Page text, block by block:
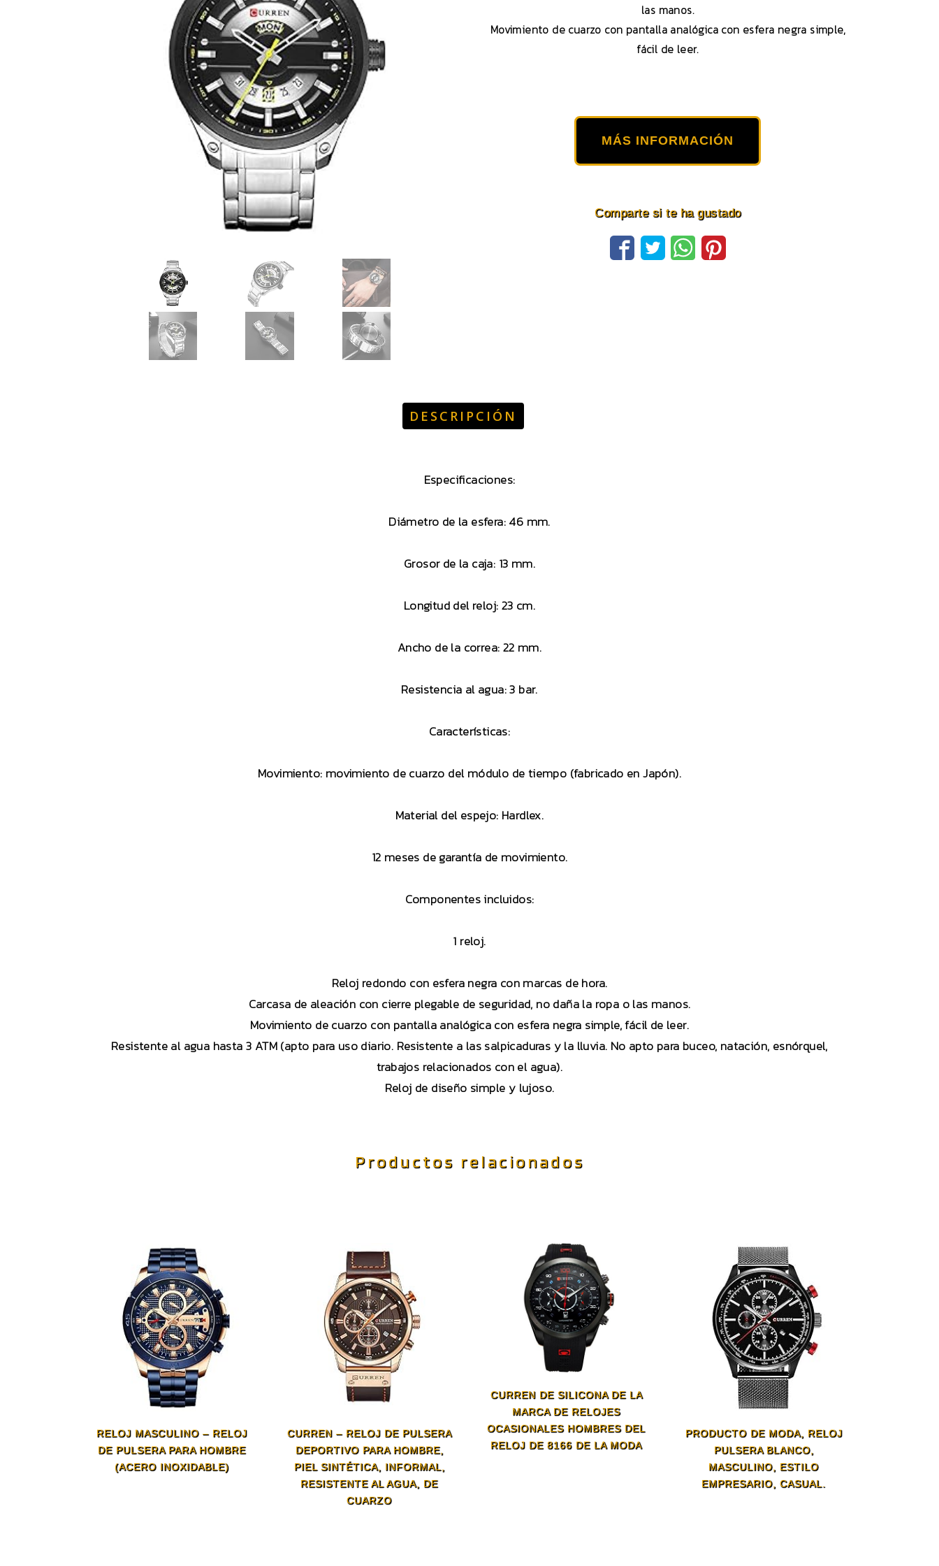
las manos.
Movimiento de cuarzo con pantalla analógica con esfera negra simple,
fácil de leer.
MÁS INFORMACIÓN
Comparte si te ha gustado
DESCRIPCIÓN
Especificaciones:
Diámetro de la esfera: 46 mm.
Grosor de la caja: 13 mm.
Longitud del reloj: 23 cm.
Ancho de la correa: 22 mm.
Resistencia al agua: 3 bar.
Características:
Movimiento: movimiento de cuarzo del módulo de tiempo (fabricado en Japón).
Material del espejo: Hardlex.
12 meses de garantía de movimiento.
Componentes incluidos:
1 reloj.
Reloj redondo con esfera negra con marcas de hora.
Carcasa de aleación con cierre plegable de seguridad, no daña la ropa o las manos.
Movimiento de cuarzo con pantalla analógica con esfera negra simple, fácil de leer.
Resistente al agua hasta 3 ATM (apto para uso diario. Resistente a las salpicaduras y la lluvia. No apto para buceo, natación, esnórquel,
trabajos relacionados con el agua).
Reloj de diseño simple y lujoso.
Productos relacionados
RELOJ MASCULINO – RELOJ
DE PULSERA PARA HOMBRE
(ACERO INOXIDABLE)
CURREN – RELOJ DE PULSERA
DEPORTIVO PARA HOMBRE,
PIEL SINTÉTICA, INFORMAL,
RESISTENTE AL AGUA, DE
CUARZO
CURREN DE SILICONA DE LA
MARCA DE RELOJES
OCASIONALES HOMBRES DEL
RELOJ DE 8166 DE LA MODA
PRODUCTO DE MODA, RELOJ
PULSERA BLANCO,
MASCULINO, ESTILO
EMPRESARIO, CASUAL.